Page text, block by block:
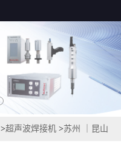
>超声波焊接机 >苏州 ｜昆山